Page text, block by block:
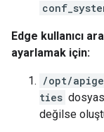
Edge kullanıcı
ayarlamak için:
/opt/
ties
değilse